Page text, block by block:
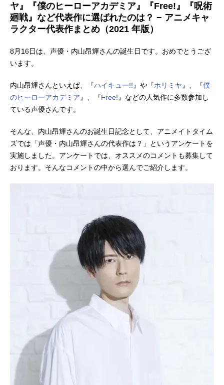
ヤ』『僕のヒーローアカデミア』『Free!』『呪術
廻戦』など代表作に選ばれたのは？ − アニメキャ
ラクター代表作まとめ（2021 年版）
8月16日は、声優・内山昂輝さんの誕生日です。おめでとうござ
います。
内山昂輝さんといえば、『ハイキュー!! 』や『ホリミヤ 』、『僕
のヒーローアカデミア 』、『Free! 』などの人気作に多数参加し
ている声優さんです。
そんな、内山昂輝さんのお誕生日記念として、アニメイトタイム
ズでは「声優・内山昂輝さんの代表作は？」というアンケートを
実施しました。アンケートでは、オススメのコメントも募集して
おります。そんなコメントの中から選んでご紹介します。